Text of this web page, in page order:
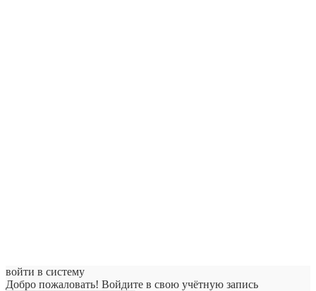
войти в систему
Добро пожаловать! Войдите в свою учётную запись